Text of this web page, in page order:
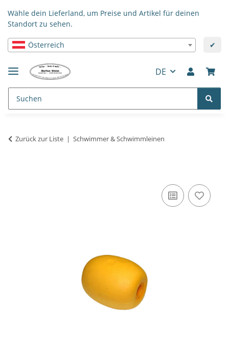
Wähle dein Lieferland, um Preise und Artikel für deinen
Standort zu sehen.
Österreich ✔
DE
Zurück zur Liste Schwimmer & Schwimmleinen